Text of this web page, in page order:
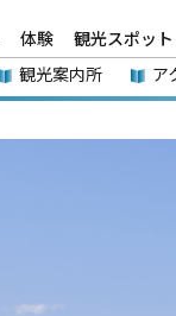
体験 観光スポット
観光案内所 ア